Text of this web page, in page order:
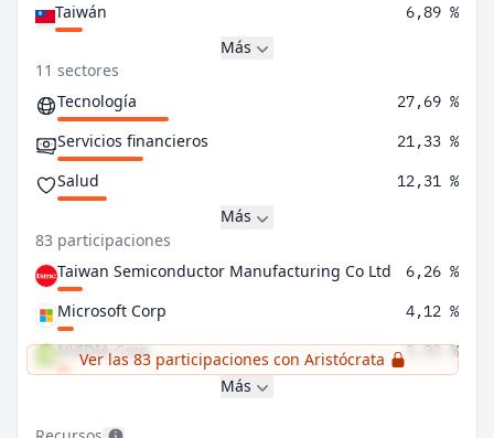
Taiwán 6,89 %
Más
11 sectores
Tecnología
27,69 %
Servicios financieros 21,33 %
Salud 12,31 %
Más
83 participaciones
Taiwan Semiconductor Manufacturing Co Ltd
6,26 %
Microsoft Corp 4,12 %
NVIDIA Corp 2,92 %
Ver las 83 participaciones con Aristócrata
Más